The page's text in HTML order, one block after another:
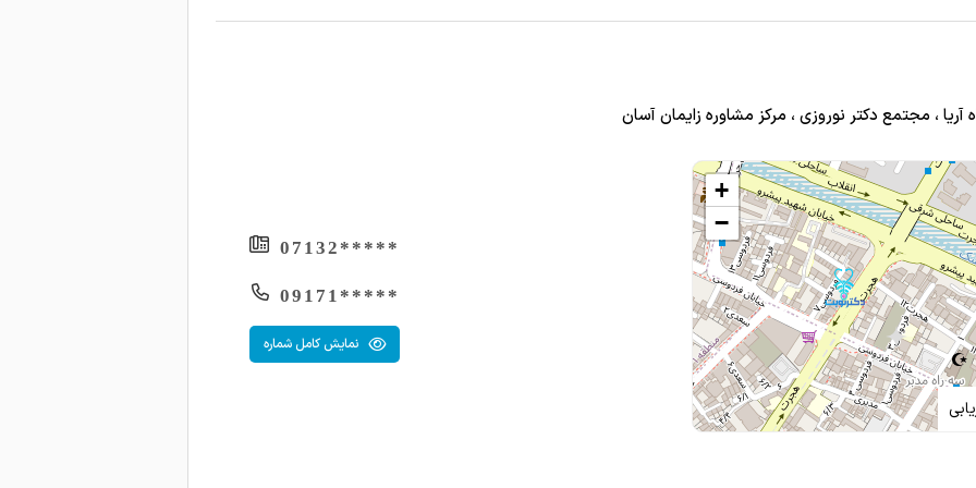
ی مدت تحت نظرشون بودم
1402-12-12
1402-12-12
- ارتش پارس - امامی
آریا ، مجتمع دکتر نوروزی ، مرکز مشاوره زایمان آسان
+
−
*****07132
*****09171
نمایش کامل شماره